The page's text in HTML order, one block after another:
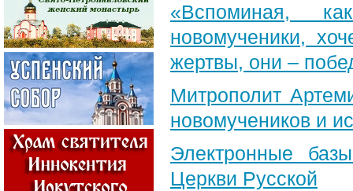
«Вспоминая,
новомученики,
жертвы, они –
Митрополит
новомучеников и
Электронные
Церкви Русской